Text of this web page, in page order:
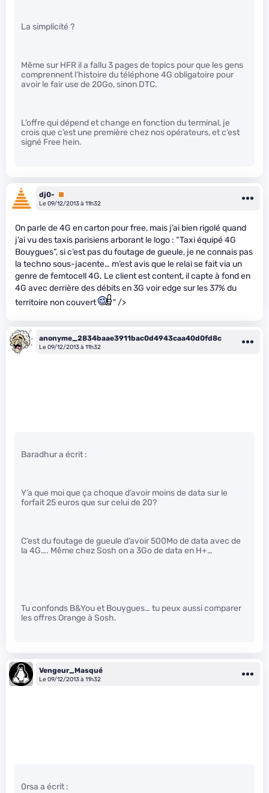
La simplicité ?
Même sur HFR il a fallu 3 pages de topics pour que les gens
comprennent l’histoire du téléphone 4G obligatoire pour
avoir le fair use de 20Go, sinon DTC.
L’offre qui dépend et change en fonction du terminal, je
crois que c’est une première chez nos opérateurs, et c’est
signé Free hein.
dj0-
Premium
Le 09/12/2013 à 11h32
On parle de 4G en carton pour free, mais j’ai bien rigolé quand
j’ai vu des taxis parisiens arborant le logo : “Taxi équipé 4G
Bouygues”, si c’est pas du foutage de gueule, je ne connais pas
la techno sous-jacente… m’est avis que le relai se fait via un
genre de femtocell 4G. Le client est content, il capte à fond en
4G avec derrière des débits en 3G voir edge sur les 37% du
territoire non couvert
" />
anonyme_2834baae3911bac0d4943caa40d0fd8c
Le 09/12/2013 à 11h32
Baradhur a écrit :
Y’a que moi que ça choque d’avoir moins de data sur le
forfait 25 euros que sur celui de 20?
C’est du foutage de gueule d’avoir 500Mo de data avec de
la 4G…. Même chez Sosh on a 3Go de data en H+…
Tu confonds B&You et Bouygues… tu peux aussi comparer
les offres Orange à Sosh.
Vengeur_Masqué
Le 09/12/2013 à 11h32
0rsa a écrit :